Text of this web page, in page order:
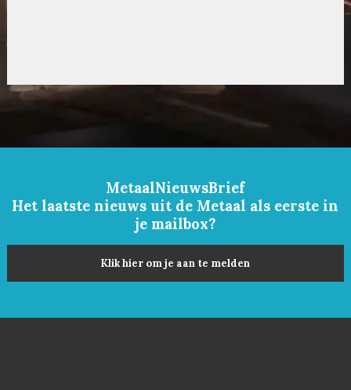
MetaalNieuwsBrief
Het laatste nieuws uit de Metaal als eerste in
je mailbox?
Klik hier om je aan te melden